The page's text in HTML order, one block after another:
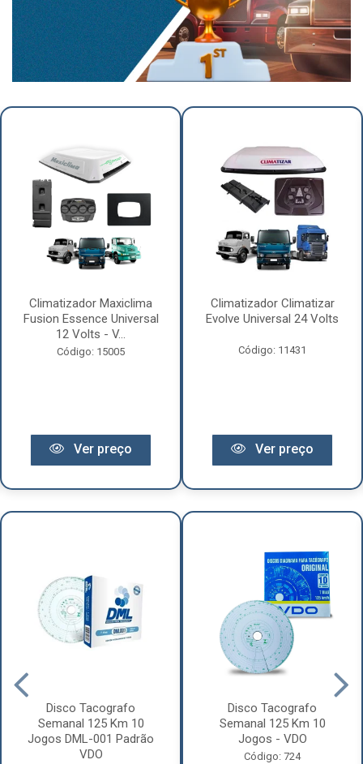
Climatizador Maxiclima
Fusion Essence Universal
12 Volts - V...
Código: 15005
Ver preço
Climatizador Climatizar
Evolve Universal 24 Volts
Código: 11431
Ver preço
Disco Tacografo
Semanal 125 Km 10
Jogos DML-001 Padrão
VDO
Disco Tacografo
Semanal 125 Km 10
Jogos - VDO
Código: 724